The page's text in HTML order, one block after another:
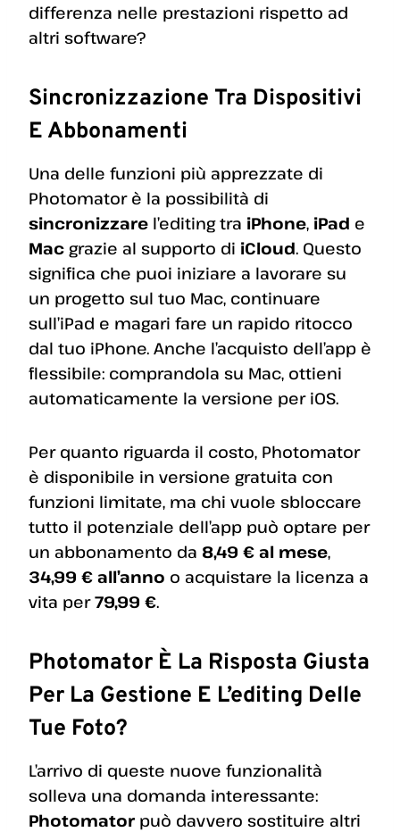
differenza nelle prestazioni rispetto ad
altri software?
Sincronizzazione Tra Dispositivi
E Abbonamenti
Una delle funzioni più apprezzate di
Photomator è la possibilità di
sincronizzare l’editing tra iPhone, iPad e
Mac grazie al supporto di iCloud. Questo
significa che puoi iniziare a lavorare su
un progetto sul tuo Mac, continuare
sull’iPad e magari fare un rapido ritocco
dal tuo iPhone. Anche l’acquisto dell’app è
flessibile: comprandola su Mac, ottieni
automaticamente la versione per iOS.
Per quanto riguarda il costo, Photomator
è disponibile in versione gratuita con
funzioni limitate, ma chi vuole sbloccare
tutto il potenziale dell’app può optare per
un abbonamento da 8,49 € al mese,
34,99 € all’anno o acquistare la licenza a
vita per79,99 €.
Photomator È La Risposta Giusta
Per La Gestione E L’editing Delle
Tue Foto?
L’arrivo di queste nuove funzionalità
solleva una domanda interessante:
Photomator può davvero sostituire altri